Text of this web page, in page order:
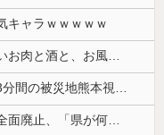
キャラｗｗｗｗｗ
兄嫁「正月に帰るから、ゲームと、いいお肉と酒と、お風呂グッズの準備しとけよ」寝起きの私「知るかボケ」兄嫁「キィィィィー！！！！」私「あ…」
【悲報】共同通信「高市総理、避難所3分間の被災地熊本視察動画に批判！」 → 内閣報道官「避難所視察は51分間！大変な状況の中で、1時間近く受け入れていただき、感謝！」
兵庫県の左派の既得利権を斎藤知事が全面廃止、「県が何をするねん？」と存在意義そのものが不明で……